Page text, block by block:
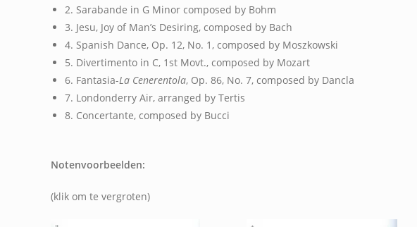
2. Sarabande in G Minor composed by Bohm
3. Jesu, Joy of Man’s Desiring, composed by Bach
4. Spanish Dance, Op. 12, No. 1, composed by Moszkowski
5. Divertimento in C, 1st Movt., composed by Mozart
6. Fantasia-La Cenerentola, Op. 86, No. 7, composed by Dancla
7. Londonderry Air, arranged by Tertis
8. Concertante, composed by Bucci
Notenvoorbeelden:
(klik om te vergroten)